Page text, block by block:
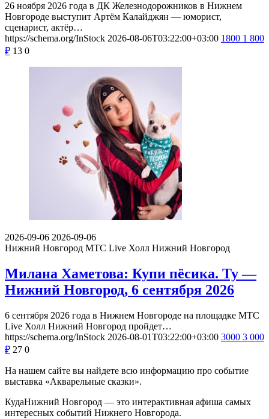
26 ноября 2026 года в ДК Железнодорожников в Нижнем
Новгороде выступит Артём Калайджян — юморист,
сценарист, актёр…
https://schema.org/InStock 2026-08-06T03:22:00+03:00 1800 1 800
₽ 13 0
2026-09-06 2026-09-06
Нижний Новгород МТС Live Холл Нижний Новгород
Милана Хаметова: Купи пёсика. Ту —
Нижний Новгород, 6 сентября 2026
6 сентября 2026 года в Нижнем Новгороде на площадке МТС
Live Холл Нижний Новгород пройдет…
https://schema.org/InStock 2026-08-01T03:22:00+03:00 3000 3 000
₽ 27 0
На нашем сайте вы найдете всю информацию про событие
выставка «Акварельные сказки».
КудаНижний Новгород — это интерактивная афиша самых
интересных событий Нижнего Новгорода.